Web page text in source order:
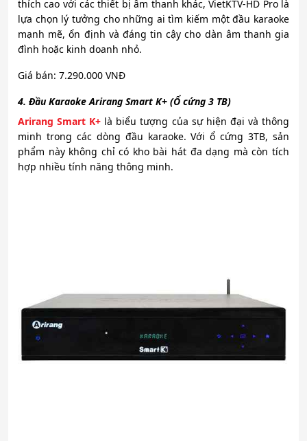
thích cao với các thiết bị âm thanh khác, VietKTV-HD Pro là
lựa chọn lý tưởng cho những ai tìm kiếm một đầu karaoke
mạnh mẽ, ổn định và đáng tin cậy cho dàn âm thanh gia
đình hoặc kinh doanh nhỏ.
Giá bán: 7.290.000 VNĐ
4. Đầu Karaoke Arirang Smart K+ (Ổ cứng 3 TB)
Arirang Smart K+ là biểu tượng của sự hiện đại và thông
minh trong các dòng đầu karaoke. Với ổ cứng 3TB, sản
phẩm này không chỉ có kho bài hát đa dạng mà còn tích
hợp nhiều tính năng thông minh.